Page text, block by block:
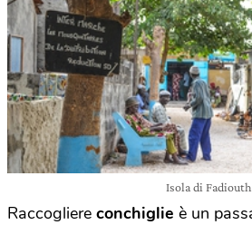
Isola di
Raccogliere conchiglie è un